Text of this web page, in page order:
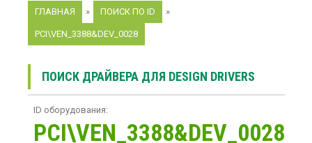
ГЛАВНАЯ » ПОИСК ПО ID »
PCI\VEN_3388&DEV_0028
ПОИСК ДРАЙВЕРА ДЛЯ DESIGN DRIVERS
ID оборудования:
PCI\VEN_3388&DEV_0028